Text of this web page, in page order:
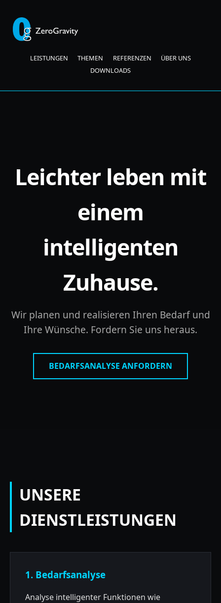
LEISTUNGEN THEMEN REFERENZEN
ÜBER UNS
DOWNLOADS
Leichter leben mit
einem
intelligenten
Zuhause.
Wir planen und realisieren Ihren Bedarf und
Ihre Wünsche. Fordern Sie uns heraus.
BEDARFSANALYSE ANFORDERN
UNSERE
DIENSTLEISTUNGEN
1. Bedarfsanalyse
Analyse intelligenter Funktionen wie